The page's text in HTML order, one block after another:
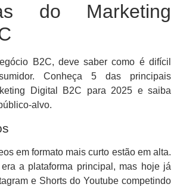
do Marketing
B2C, deve saber como é difícil
Conheça 5 das principais
Digital B2C para 2025 e saiba
alvo.
em formato mais curto estão em alta.
a plataforma principal, mas hoje já
e Shorts do Youtube competindo